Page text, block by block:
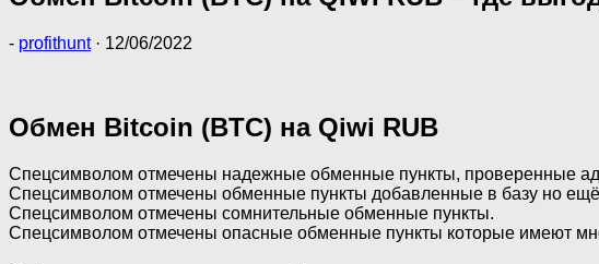
- profithunt · 12/06/2022
Обмен Bitcoin (BTC) на Qiwi RUB
Спецсимволом отмечены надежные обменные пункты, проверенные
Спецсимволом отмечены обменные пункты добавленные в базу но
Спецсимволом отмечены сомнительные обменные пункты.
Спецсимволом отмечены опасные обменные пункты которые имеют